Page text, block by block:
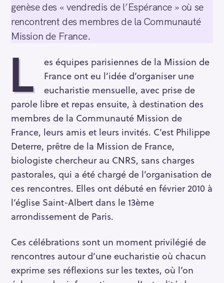
genèse des « vendredis de l’Espérance » où se
rencontrent des membres de la Communauté
Mission de France.
L
es équipes parisiennes de la Mission de
France ont eu l’idée d’organiser une
eucharistie mensuelle, avec prise de
parole libre et repas ensuite, à destination des
membres de la Communauté Mission de
France, leurs amis et leurs invités. C’est Philippe
Deterre, prêtre de la Mission de France,
biologiste chercheur au CNRS, sans charges
pastorales, qui a été chargé de l’organisation de
ces rencontres. Elles ont débuté en février 2010 à
l’église Saint-Albert dans le 13ème
arrondissement de Paris.
Ces célébrations sont un moment privilégié de
rencontres autour d’une eucharistie où chacun
exprime ses réflexions sur les textes, où l’on